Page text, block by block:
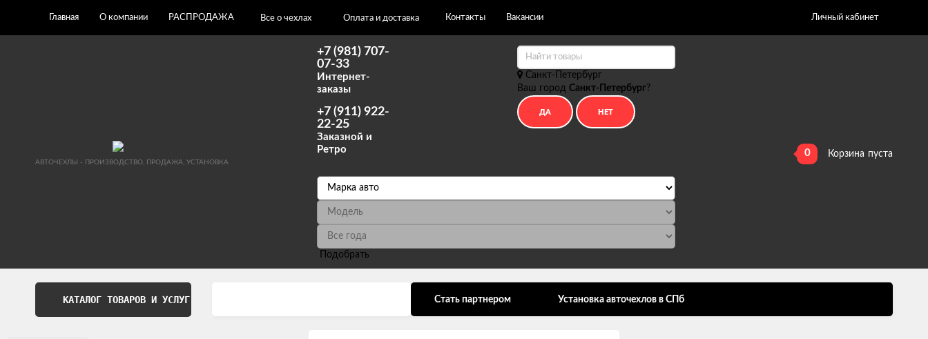
Главная О компании РАСПРОДАЖА Все о чехлах Оплата и доставка Контакты Вакансии Личный кабинет
АВТОЧЕХЛЫ - ПРОИЗВОДСТВО, ПРОДАЖА, УСТАНОВКА
+7 (981) 707-
07-33
Интернет-
заказы
+7 (911) 922-
22-25
Заказной и
Ретро
Санкт-Петербург
Ваш город Санкт-Петербург?
Подобрать
0 Корзина пуста
КАТАЛОГ ТОВАРОВ И УСЛУГ Стать партнером Установка авточехлов в СПб